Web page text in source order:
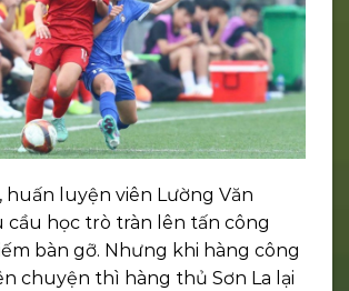
huấn luyện viên Lường Văn
cầu học trò tràn lên tấn công
bàn gỡ. Nhưng khi hàng công
chuyện thì hàng thủ Sơn La lại